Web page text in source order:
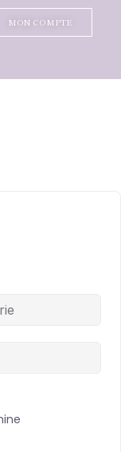
MON COMPTE